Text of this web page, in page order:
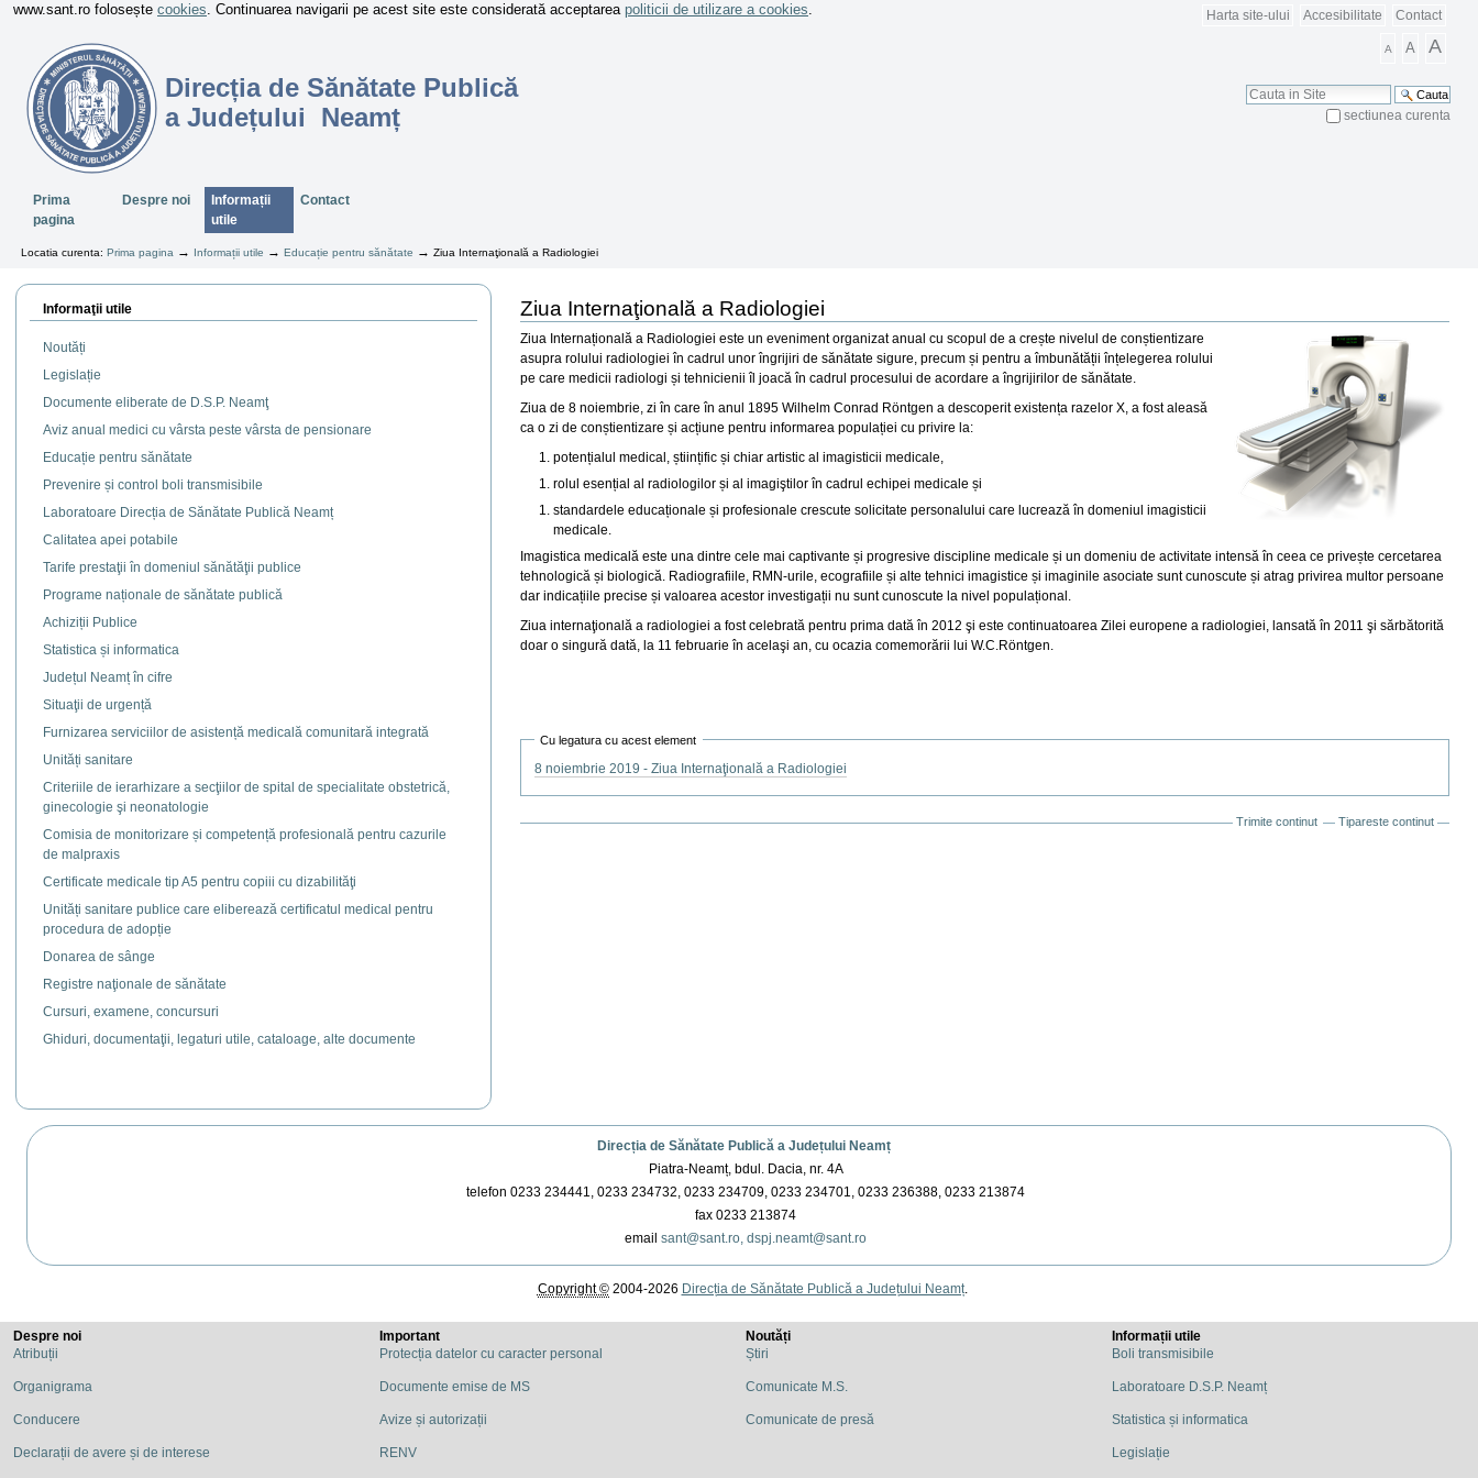
Harta site-ului Accesibilitate Contact
A A A
Cauta
sectiunea curenta
www.sant.ro folosește cookies. Continuarea navigarii pe acest site este considerată acceptarea politicii de utilizare a cookies.
Direcția de Sănătate Publică
a Județului Neamț
SectiuniPrima
pagina
Despre noi
Informații
utile
Contact
Locatia curenta: Prima pagina → Informații utile →Educație pentru sănătate →Ziua Internaţională a Radiologiei
Informaţii utile
Noutăți
Legislație
Documente eliberate de D.S.P. Neamţ
Aviz anual medici cu vârsta peste vârsta de pensionare
Educație pentru sănătate
Prevenire și control boli transmisibile
Laboratoare Direcția de Sănătate Publică Neamț
Calitatea apei potabile
Tarife prestaţii în domeniul sănătăţii publice
Programe naționale de sănătate publică
Achiziții Publice
Statistica și informatica
Județul Neamț în cifre
Situaţii de urgență
Furnizarea serviciilor de asistență medicală comunitară integrată
Unități sanitare
Criteriile de ierarhizare a secţiilor de spital de specialitate obstetrică,
ginecologie şi neonatologie
Comisia de monitorizare și competență profesională pentru cazurile
de malpraxis
Certificate medicale tip A5 pentru copiii cu dizabilităţi
Unități sanitare publice care eliberează certificatul medical pentru
procedura de adopție
Donarea de sânge
Registre naţionale de sănătate
Cursuri, examene, concursuri
Ghiduri, documentaţii, legaturi utile, cataloage, alte documente
Ziua Internaţională a Radiologiei
Ziua Internațională a Radiologiei este un eveniment organizat anual cu scopul de a crește nivelul de conștientizare
asupra rolului radiologiei în cadrul unor îngrijiri de sănătate sigure, precum și pentru a îmbunătății înțelegerea rolului
pe care medicii radiologi și tehnicienii îl joacă în cadrul procesului de acordare a îngrijirilor de sănătate.
Ziua de 8 noiembrie, zi în care în anul 1895 Wilhelm Conrad Röntgen a descoperit existența razelor X, a fost aleasă
ca o zi de conștientizare și acțiune pentru informarea populației cu privire la:
potențialul medical, științific și chiar artistic al imagisticii medicale,
rolul esențial al radiologilor și al imagiştilor în cadrul echipei medicale și
standardele educaționale și profesionale crescute solicitate personalului care lucrează în domeniul imagisticii
medicale.
Imagistica medicală este una dintre cele mai captivante și progresive discipline medicale și un domeniu de activitate intensă în ceea ce privește cercetarea
tehnologică și biologică. Radiografiile, RMN-urile, ecografiile și alte tehnici imagistice și imaginile asociate sunt cunoscute și atrag privirea multor persoane
dar indicațiile precise și valoarea acestor investigații nu sunt cunoscute la nivel populațional.
Ziua internaţională a radiologiei a fost celebrată pentru prima dată în 2012 şi este continuatoarea Zilei europene a radiologiei, lansată în 2011 şi sărbătorită
doar o singură dată, la 11 februarie în acelaşi an, cu ocazia comemorării lui W.C.Röntgen.
Cu legatura cu acest element
8 noiembrie 2019 - Ziua Internaţională a Radiologiei
Trimite continut Tipareste continut
Direcția de Sănătate Publică a Județului Neamț
Piatra-Neamț, bdul. Dacia, nr. 4A
telefon 0233 234441, 0233 234732, 0233 234709, 0233 234701, 0233 236388, 0233 213874
fax 0233 213874
email sant@sant.ro, dspj.neamt@sant.ro
Copyright ©2004-2026 Direcția de Sănătate Publică a Județului Neamț.
Despre noi
Atribuții
Organigrama
Conducere
Declarații de avere și de interese
Important
Protecția datelor cu caracter personal
Documente emise de MS
Avize și autorizații
RENV
Noutăți
Știri
Comunicate M.S.
Comunicate de presă
Informații utile
Boli transmisibile
Laboratoare D.S.P. Neamț
Statistica și informatica
Legislație